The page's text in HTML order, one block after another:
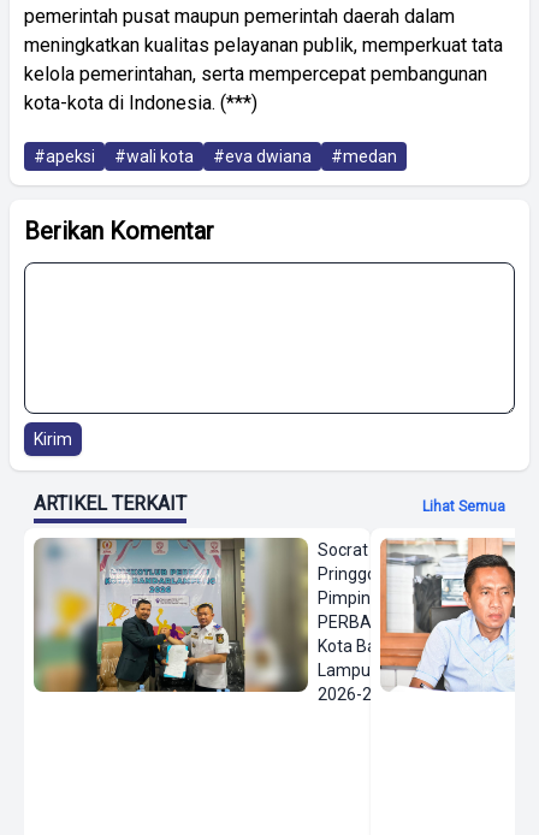
pemerintah pusat maupun pemerintah daerah dalam
meningkatkan kualitas pelayanan publik, memperkuat tata
kelola pemerintahan, serta mempercepat pembangunan
kota-kota di Indonesia. (***)
#apeksi #wali kota #eva dwiana #medan
Berikan Komentar
Kirim
ARTIKEL TERKAIT Lihat Semua
Socrat
Pringgodanu
Pimpin
PERBASI
Kota Bandar
Lampung
2026-2030